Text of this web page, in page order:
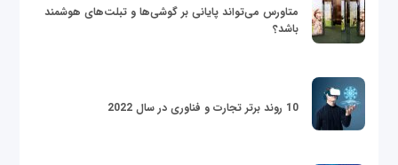
متاورس می‌تواند پایانی بر گوشی‌ها و تبلت‌های هوشمند
باشد؟
10 روند برتر تجارت و فناوری در سال 2022